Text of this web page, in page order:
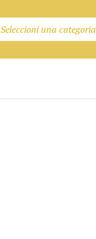
Seleccioni una categoria